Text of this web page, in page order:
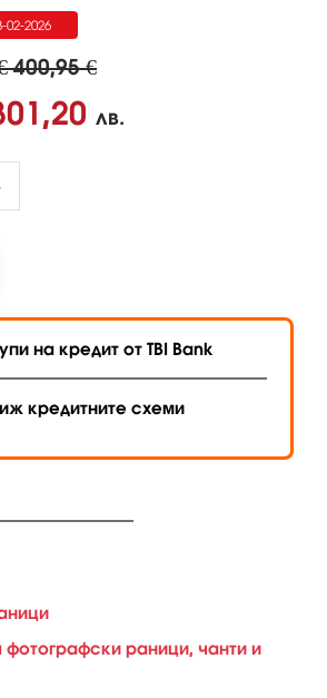
2026
400,95 €
лв.
на кредит от TBI Bank
кредитните схеми
фотографски раници, чанти и